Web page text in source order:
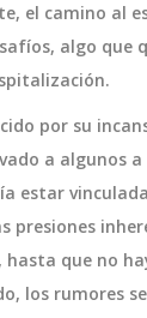
el camino al
algo que
por su
a algunos a
estar
presiones
hasta que no
los rumores